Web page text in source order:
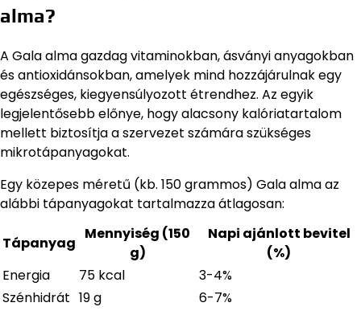
alma?
A Gala alma gazdag vitaminokban, ásványi anyagokban
és antioxidánsokban, amelyek mind hozzájárulnak egy
egészséges, kiegyensúlyozott étrendhez. Az egyik
legjelentősebb előnye, hogy alacsony kalóriatartalom
mellett biztosítja a szervezet számára szükséges
mikrotápanyagokat.
Egy közepes méretű (kb. 150 grammos) Gala alma az
alábbi tápanyagokat tartalmazza átlagosan:
Tápanyag
Mennyiség (150
g)
Napi ajánlott bevitel
(%)
Energia
75 kcal
3-4%
Szénhidrát 19 g
6-7%